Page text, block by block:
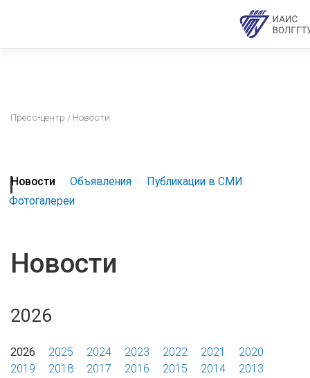
Пресс-центр / Новости
Новости Объявления
Публикации в СМИ
Фотогалереи
Новости
2026
2026 2025 2024 2023 2022 2021
2020
2019
2018 2017 2016 2015 2014
2013